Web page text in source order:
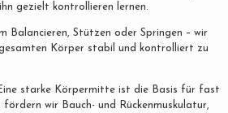
gezielt kontrollieren lernen.
Balancieren, Stützen oder Springen – wir
Körper stabil und kontrolliert zu
starke Körpermitte ist die Basis für fast
fördern wir Bauch- und Rückenmuskulatur,